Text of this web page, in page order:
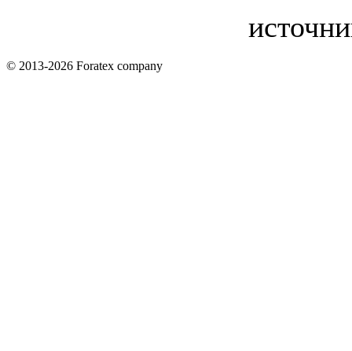
© 2013-2026 Foratex company